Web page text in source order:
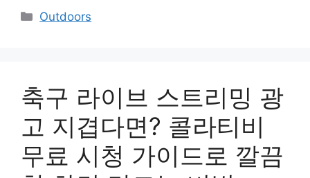
Categories
Outdoors
축구 라이브 스트리밍 광
고 지겹다면? 콜라티비
무료 시청 가이드로 깔끔